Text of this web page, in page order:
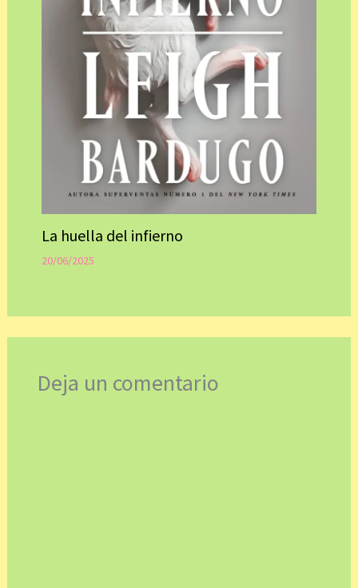
La huella del infierno
20/06/2025
Deja un comentario